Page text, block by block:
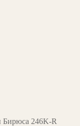
Бирюса 246K-R